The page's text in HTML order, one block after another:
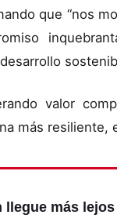
que “nos
valor
más resiliente,
llegue más lejos